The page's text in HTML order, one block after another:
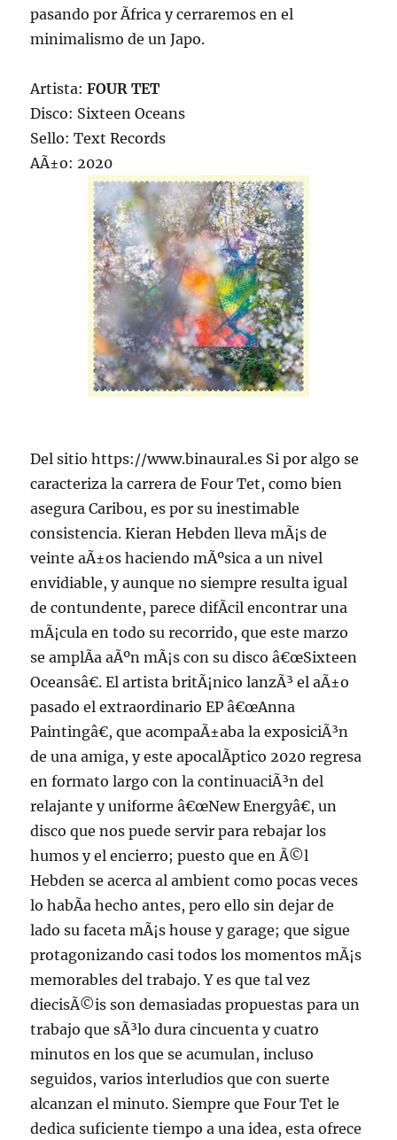
pasando por Ãfrica y cerraremos en el
minimalismo de un Japo.
Artista:FOUR TET
Disco: Sixteen Oceans
Sello: Text Records
AÃ±o: 2020
Del sitio https://www.binaural.es Si por algo se
caracteriza la carrera de Four Tet, como bien
asegura Caribou, es por su inestimable
consistencia. Kieran Hebden lleva mÃ¡s de
veinte aÃ±os haciendo mÃºsica a un nivel
envidiable, y aunque no siempre resulta igual
de contundente, parece difÃ­cil encontrar una
mÃ¡cula en todo su recorrido, que este marzo
se amplÃ­a aÃºn mÃ¡s con su disco â€œSixteen
Oceansâ€. El artista britÃ¡nico lanzÃ³ el aÃ±o
pasado el extraordinario EP â€œAnna
Paintingâ€, que acompaÃ±aba la exposiciÃ³n
de una amiga, y este apocalÃ­ptico 2020 regresa
en formato largo con la continuaciÃ³n del
relajante y uniforme â€œNew Energyâ€, un
disco que nos puede servir para rebajar los
humos y el encierro; puesto que en Ã©l
Hebden se acerca al ambient como pocas veces
lo habÃ­a hecho antes, pero ello sin dejar de
lado su faceta mÃ¡s house y garage; que sigue
protagonizando casi todos los momentos mÃ¡s
memorables del trabajo. Y es que tal vez
diecisÃ©is son demasiadas propuestas para un
trabajo que sÃ³lo dura cincuenta y cuatro
minutos en los que se acumulan, incluso
seguidos, varios interludios que con suerte
alcanzan el minuto. Siempre que Four Tet le
dedica suficiente tiempo a una idea, esta ofrece